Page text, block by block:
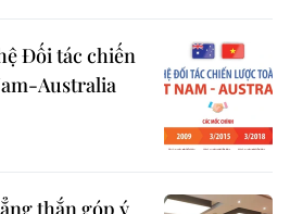
Đối tác chiến
Australia
thắn góp ý